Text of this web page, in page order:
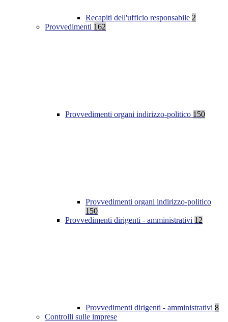
Recapiti dell'ufficio responsabile 2
Provvedimenti 162
Provvedimenti organi indirizzo-politico 150
Provvedimenti organi indirizzo-politico
150
Provvedimenti dirigenti - amministrativi 12
Provvedimenti dirigenti - amministrativi 8
Controlli sulle imprese